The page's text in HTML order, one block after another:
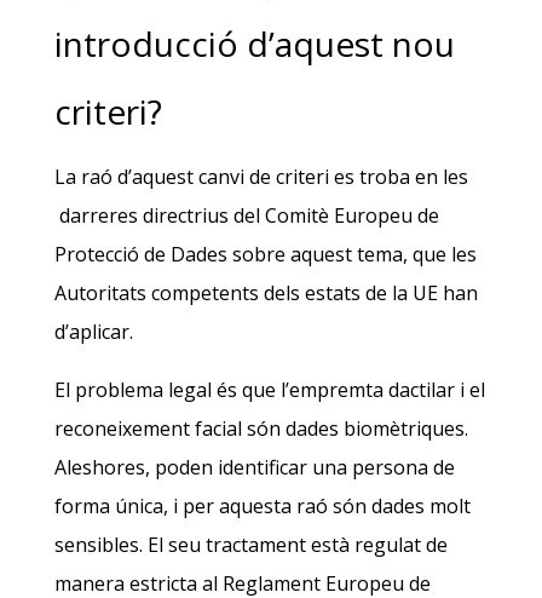
introducció d’aquest nou
criteri?
La raó d’aquest canvi de criteri es troba en les
darreres directrius del Comitè Europeu de
Protecció de Dades sobre aquest tema, que les
Autoritats competents dels estats de la UE han
d’aplicar.
El problema legal és que l’empremta dactilar i el
reconeixement facial són dades biomètriques.
Aleshores, poden identificar una persona de
forma única, i per aquesta raó són dades molt
sensibles. El seu tractament està regulat de
manera estricta al Reglament Europeu de